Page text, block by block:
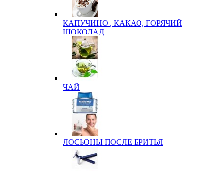
КАПУЧИНО , КАКАО, ГОРЯЧИЙ
ШОКОЛАД.
ЧАЙ
ЛОСЬОНЫ ПОСЛЕ БРИТЬЯ